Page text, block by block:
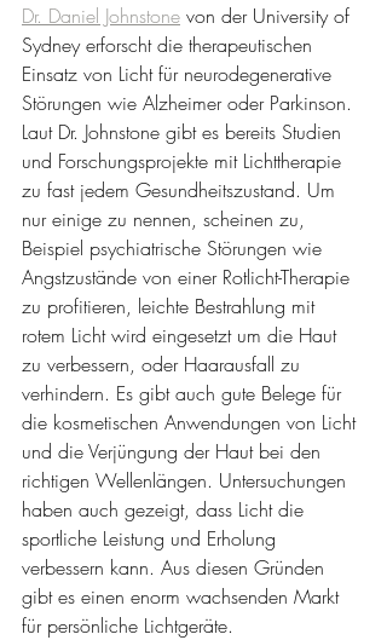
Dr. Daniel Johnstone von der University of
Sydney erforscht die therapeutischen
Einsatz von Licht für neurodegenerative
Störungen wie Alzheimer oder Parkinson.
Laut Dr. Johnstone gibt es bereits Studien
und Forschungsprojekte mit Lichttherapie
zu fast jedem Gesundheitszustand. Um
nur einige zu nennen, scheinen zu,
Beispiel psychiatrische Störungen wie
Angstzustände von einer Rotlicht-Therapie
zu profitieren, leichte Bestrahlung mit
rotem Licht wird eingesetzt um die Haut
zu verbessern, oder Haarausfall zu
verhindern. Es gibt auch gute Belege für
die kosmetischen Anwendungen von Licht
und die Verjüngung der Haut bei den
richtigen Wellenlängen. Untersuchungen
haben auch gezeigt, dass Licht die
sportliche Leistung und Erholung
verbessern kann. Aus diesen Gründen
gibt es einen enorm wachsenden Markt
für persönliche Lichtgeräte.